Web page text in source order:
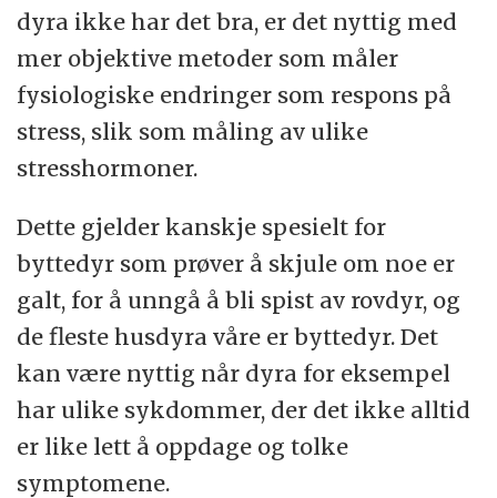
dyra ikke har det bra, er det nyttig med
mer objektive metoder som måler
fysiologiske endringer som respons på
stress, slik som måling av ulike
stresshormoner.
Dette gjelder kanskje spesielt for
byttedyr som prøver å skjule om noe er
galt, for å unngå å bli spist av rovdyr, og
de fleste husdyra våre er byttedyr. Det
kan være nyttig når dyra for eksempel
har ulike sykdommer, der det ikke alltid
er like lett å oppdage og tolke
symptomene.